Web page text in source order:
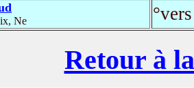
Ne
Retour à